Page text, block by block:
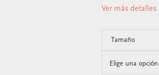
Ver más detalles
Tamaño